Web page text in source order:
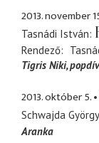
2013. november
Tasnádi István
Rendező
Tigris Niki
2013. október 5.
Schwajda György
Aranka